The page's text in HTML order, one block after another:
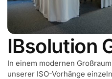
IBsolution
In einem modernen
unserer ISO-Vorhänge